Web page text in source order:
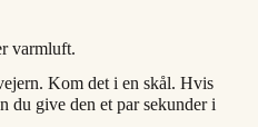
varmluft.
Kom det i en skål. Hvis
du give den et par sekunder i